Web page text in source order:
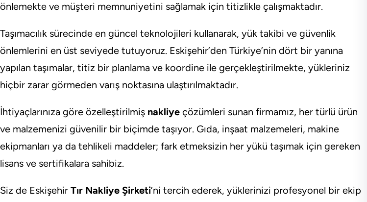
önlemekte ve müşteri memnuniyetini sağlamak için titizlikle çalışmaktadır.
Taşımacılık sürecinde en güncel teknolojileri kullanarak, yük takibi ve güvenlik
önlemlerini en üst seviyede tutuyoruz. Eskişehir’den Türkiye’nin dört bir yanına
yapılan taşımalar, titiz bir planlama ve koordine ile gerçekleştirilmekte, yükleriniz
hiçbir zarar görmeden varış noktasına ulaştırılmaktadır.
İhtiyaçlarınıza göre özelleştirilmiş nakliye çözümleri sunan firmamız, her türlü ürün
ve malzemenizi güvenilir bir biçimde taşıyor. Gıda, inşaat malzemeleri, makine
ekipmanları ya da tehlikeli maddeler; fark etmeksizin her yükü taşımak için gereken
lisans ve sertifikalara sahibiz.
Siz de Eskişehir Tır Nakliye Şirketi’ni tercih ederek, yüklerinizi profesyonel bir ekip